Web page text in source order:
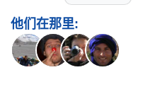
他们在那里: